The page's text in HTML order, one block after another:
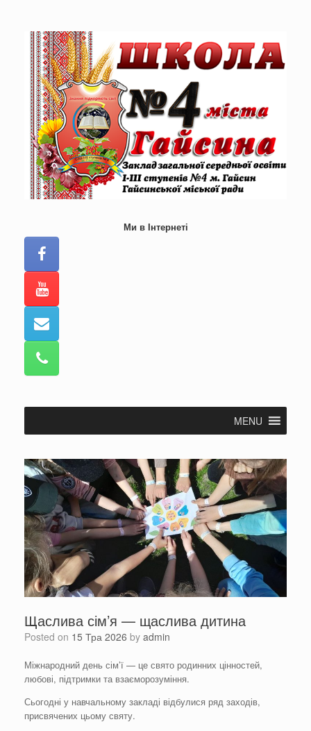
Ми в Інтернеті
MENU
Щаслива сім’я — щаслива дитина
Posted on 15 Тра 2026 by admin
Міжнародний день сім’ї — це свято родинних цінностей,
любові, підтримки та взаєморозуміння.
Сьогодні у навчальному закладі відбулися ряд заходів,
присвячених цьому святу.